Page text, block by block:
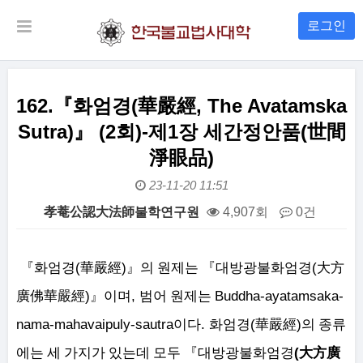
로그인
162.『화엄경(華嚴經, The Avatamska
Sutra)』 (2회)-제1장 세간정안품(世間
淨眼品)
23-11-20 11:51
孝菴公認大法師불학연구원 4,907회 0건
『화엄경(華嚴經) 』 의 원제는 『대방광불화엄경(大方
廣佛華嚴經) 』 이며 , 범어 원제는 Buddha-ayatamsaka-
nama-mahavaipuly-sautra이다. 화엄경(華嚴經)의 종류
에는 세 가지가 있는데 모두 『대방광불화엄경(大方廣